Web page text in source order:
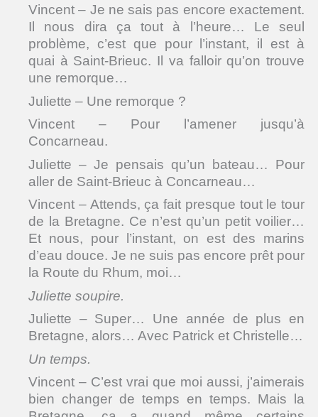
Vincent – Je ne sais pas encore exactement.
Il nous dira ça tout à l’heure… Le seul
problème, c’est que pour l’instant, il est à
quai à Saint-Brieuc. Il va falloir qu’on trouve
une remorque…
Juliette – Une remorque ?
Vincent – Pour l’amener jusqu’à
Concarneau.
Juliette – Je pensais qu’un bateau… Pour
aller de Saint-Brieuc à Concarneau…
Vincent – Attends, ça fait presque tout le tour
de la Bretagne. Ce n’est qu’un petit voilier…
Et nous, pour l’instant, on est des marins
d’eau douce. Je ne suis pas encore prêt pour
la Route du Rhum, moi…
Juliette soupire.
Juliette – Super… Une année de plus en
Bretagne, alors… Avec Patrick et Christelle…
Un temps.
Vincent – C’est vrai que moi aussi, j’aimerais
bien changer de temps en temps. Mais la